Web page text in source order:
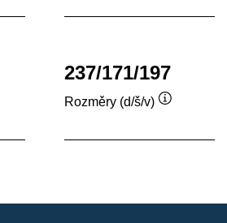
237/171/197
Rozměry (d/š/v)